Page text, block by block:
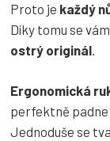
Proto je každý
Díky tomu se
ostrý originál.
Ergonomická
perfektně padne
Jednoduše se